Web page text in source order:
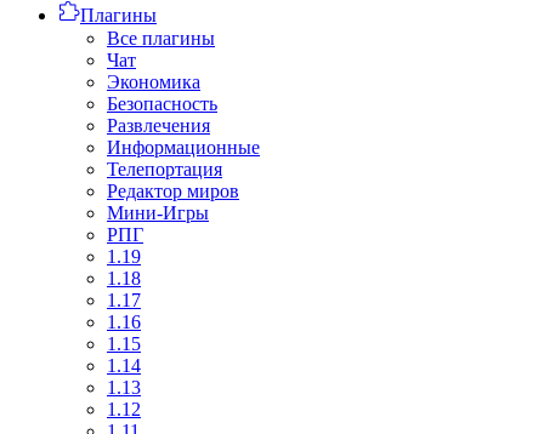
Плагины
Все плагины
Чат
Экономика
Безопасность
Развлечения
Информационные
Телепортация
Редактор миров
Мини-Игры
РПГ
1.19
1.18
1.17
1.16
1.15
1.14
1.13
1.12